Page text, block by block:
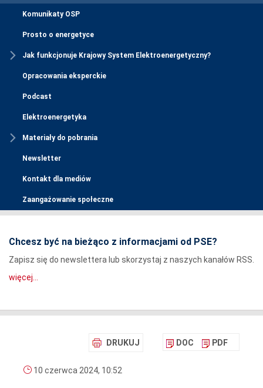
Komunikaty OSP
Prosto o energetyce
Jak funkcjonuje Krajowy System Elektroenergetyczny?
Opracowania eksperckie
Podcast
Elektroenergetyka
Materiały do pobrania
Newsletter
Kontakt dla mediów
Zaangażowanie społeczne
Chcesz być na bieżąco z informacjami od PSE?
Zapisz się do newslettera lub skorzystaj z naszych kanałów RSS.
więcej...
DRUKUJ DOC PDF
10 czerwca 2024, 10:52